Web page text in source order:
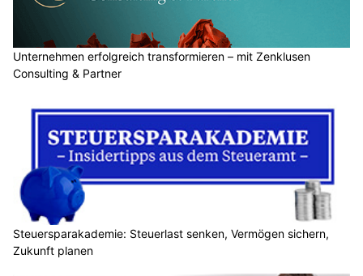
Unternehmen erfolgreich transformieren – mit Zenklusen
Consulting & Partner
Steuersparakademie: Steuerlast senken, Vermögen sichern,
Zukunft planen